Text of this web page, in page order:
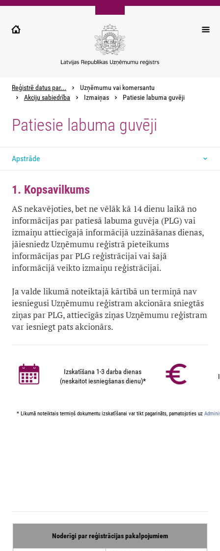
Pārlekt
galveno
Reģistrē datus par...
Uzņēmumu vai komersantu
Akciju sabiedrība
Izmaiņas Patiesie labuma guvēji
Patiesie labuma guvēji
Apstrāde
1. Kopsavilkums
AS nekavējoties, bet ne vēlāk kā 14 dienu laikā no
informācijas par patiesā labuma guvēja (PLG) vai
izmaiņu attiecīgajā informācijā uzzināšanas dienas,
jāiesniedz Uzņēmumu reģistrā pieteikums
informācijas par PLG reģistrācijai vai šajā
informācijā veikto izmaiņu reģistrācijai.
Ja valde likumā noteiktajā kārtībā un termiņā nav
iesniegusi Uzņēmumu reģistram akcionāra sniegtās
ziņas par PLG, attiecīgās ziņas Uzņēmumu reģistram
var iesniegt pats akcionārs.
Izskatīšana 1-3 darba dienas
(neskaitot iesniegšanas dienu)*
* Likumā noteiktais termiņš dokumentu izskatīšanai var tikt pagarināts, pamatojoties uz
Noderīgi par reģistrācijas pakalpojumiem